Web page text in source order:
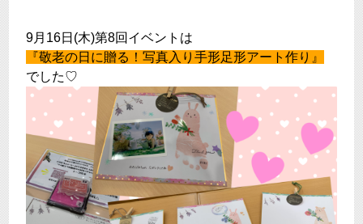
9月16日(木)第8回イベントは
『敬老の日に贈る！写真入り手形足形アート作り 』
でした♡